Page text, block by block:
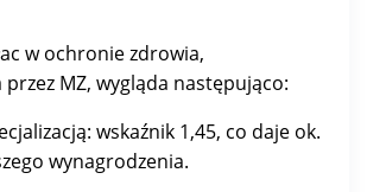
w ochronie zdrowia,
MZ, wygląda następująco:
wskaźnik 1,45, co daje ok.
wynagrodzenia.